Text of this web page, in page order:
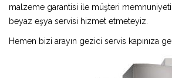
malzeme garantisi ile müşteri
beyaz eşya servisi hizmet etmeteyiz.
Hemen bizi arayın gezici servis kapınıza